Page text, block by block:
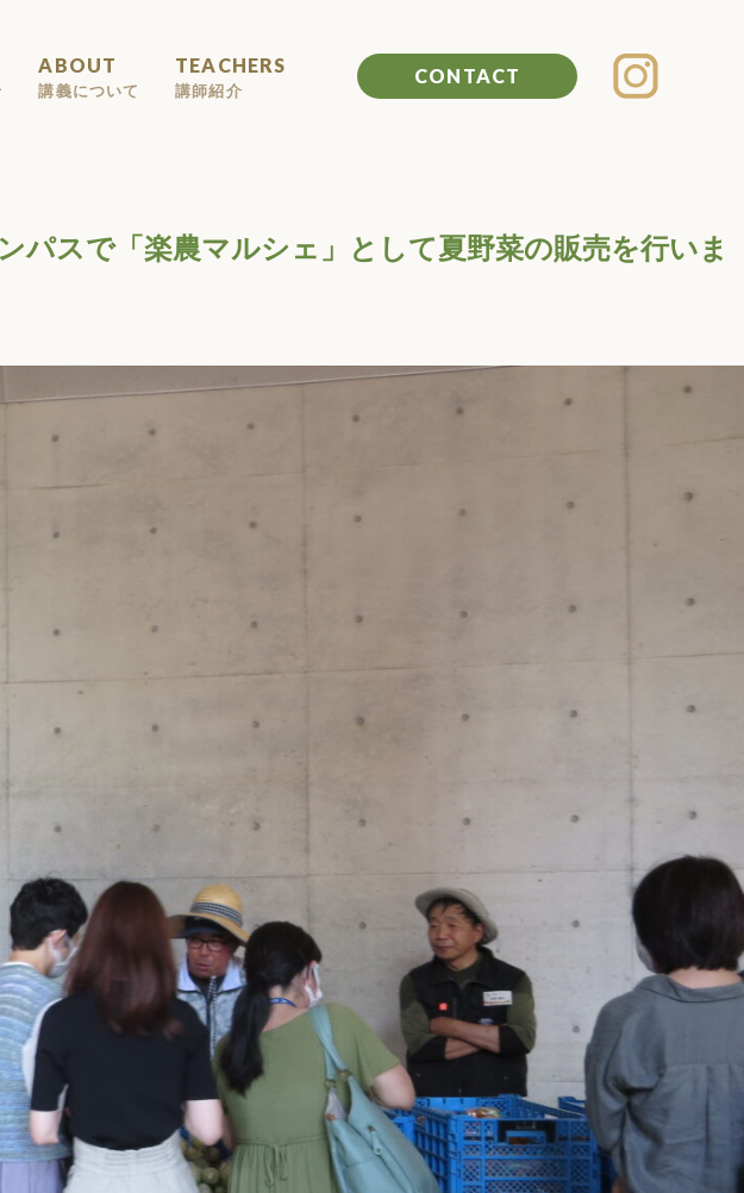
ABOUT
講義について
TEACHERS
講師紹介
CONTACT
パスで「楽農マルシェ」として夏野菜の販売を行いま